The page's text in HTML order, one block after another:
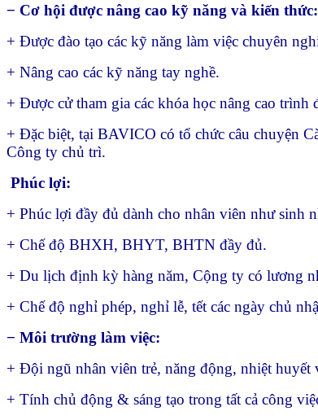
− Cơ hội được nâng cao kỹ năng và kiến thức:
+ Được đào tạo các kỹ năng làm việc chuyên
+ Nâng cao các kỹ năng tay nghề.
+ Được cử tham gia các khóa học nâng cao trình
+ Đặc biệt, tại BAVICO có tổ chức câu chuyện
Công ty chủ trì.
Phúc lợi:
+ Phúc lợi đầy đủ dành cho nhân viên như sinh
+ Chế độ BHXH, BHYT, BHTN đầy đủ.
+ Du lịch định kỳ hàng năm, Cộng ty có lương
+ Chế độ nghỉ phép, nghỉ lễ, tết các ngày chủ
− Môi trường làm việc:
+ Đội ngũ nhân viên trẻ, năng động, nhiệt huyết
+ Tính chủ động & sáng tạo trong tất cả công